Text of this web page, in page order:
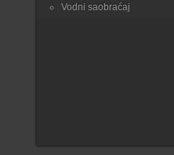
Vodni saobraćaj